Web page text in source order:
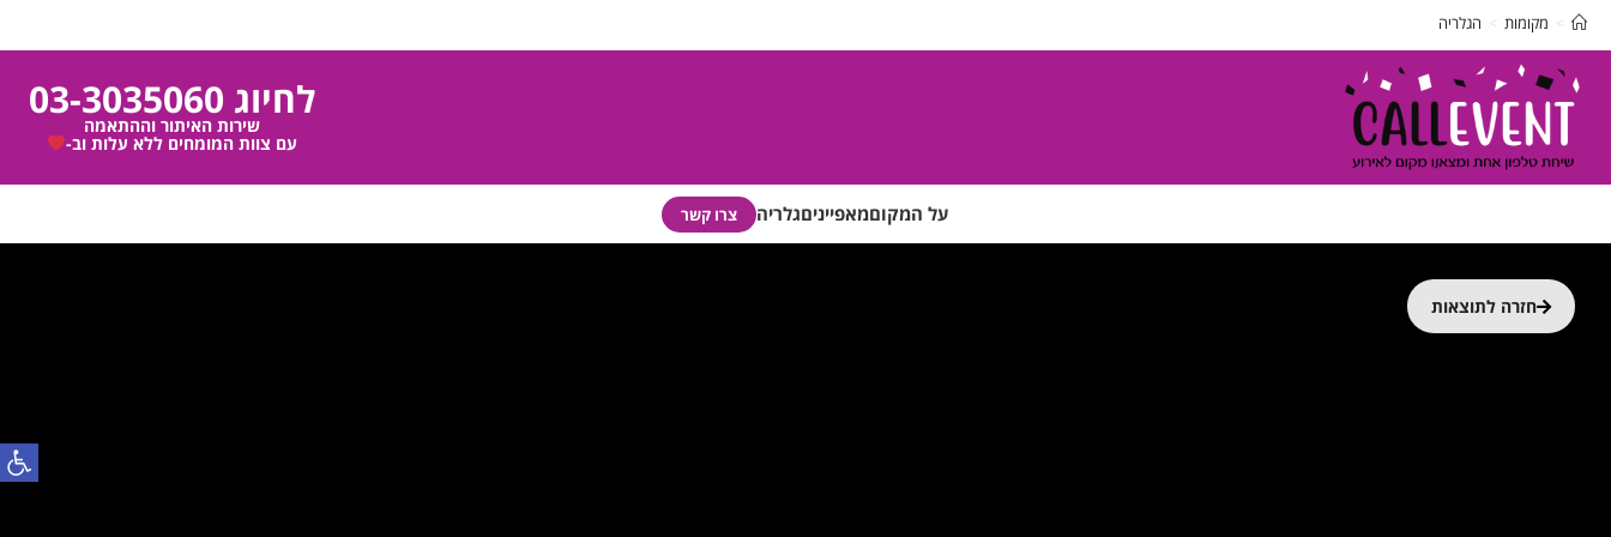
> מקומות > הגלריה
לחיוג 03-3035060
שירות האיתור וההתאמה
עם צוות המומחים ללא עלות וב-
על המקוםמאפייניםגלריה צרו קשר
חזרה לתוצאות